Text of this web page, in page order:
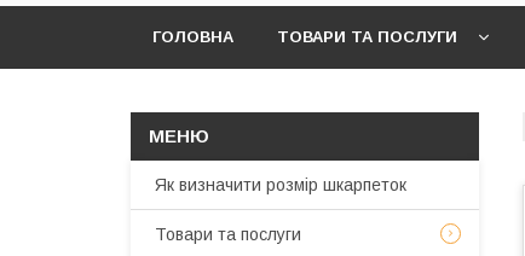
ГОЛОВНА ТОВАРИ ТА ПОСЛУГИ
Як визначити розмір шкарпеток
Товари та послуги